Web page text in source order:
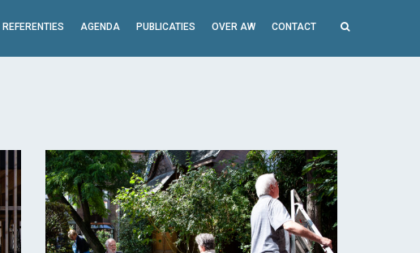
REFERENTIES AGENDA PUBLICATIES OVER AW CONTACT